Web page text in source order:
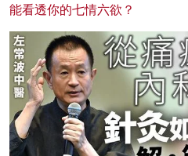
能看透你的七情六欲？